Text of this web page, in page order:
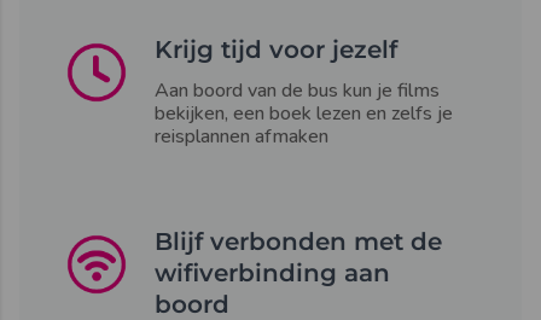
Krijg tijd voor jezelf
Aan boord van de bus kun je films
bekijken, een boek lezen en zelfs je
reisplannen afmaken
Blijf verbonden met de
wifiverbinding aan
boord